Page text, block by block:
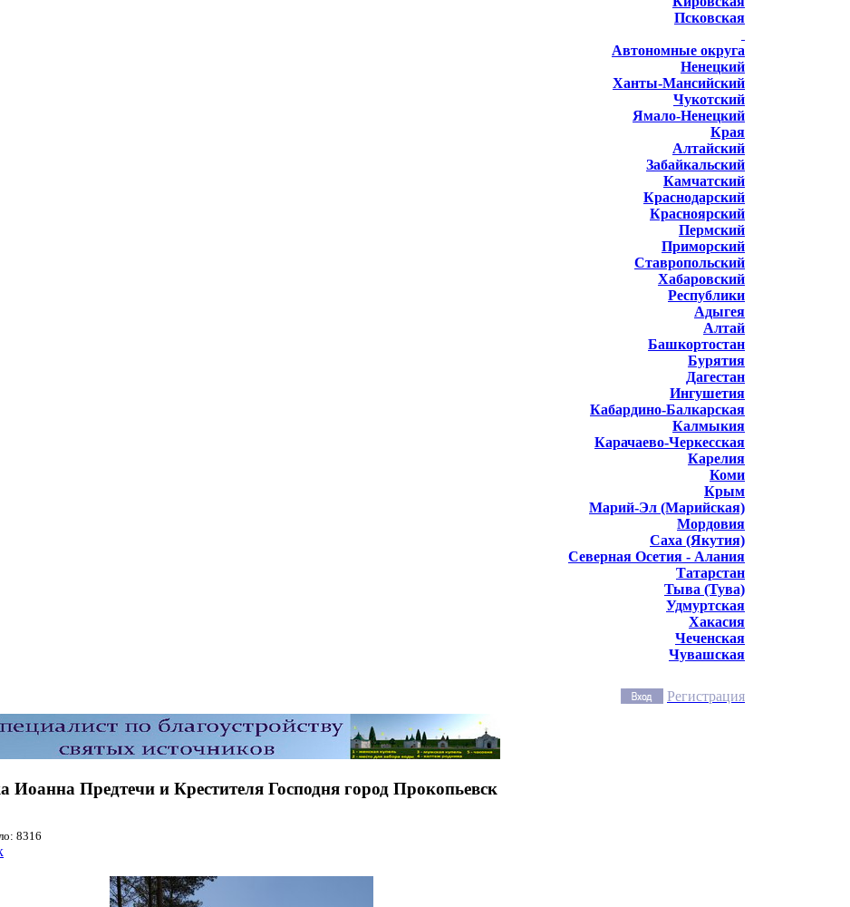
Псковская
Автономные округа
Ненецкий
Ханты-Мансийский
Чукотский
Ямало-Ненецкий
Края
Алтайский
Забайкальский
Камчатский
Краснодарский
Красноярский
Пермский
Приморский
Ставропольский
Хабаровский
Республики
Адыгея
Алтай
Башкортостан
Бурятия
Дагестан
Ингушетия
Кабардино-Балкарская
Калмыкия
Карачаево-Черкесская
Карелия
Коми
Крым
Марий-Эл (Марийская)
Мордовия
Саха (Якутия)
Северная Осетия - Алания
Татарстан
Тыва (Тува)
Удмуртская
Хакасия
Чеченская
Чувашская
Регистрация
Иоанна Предтечи и Крестителя Господня город Прокопьевск
8316